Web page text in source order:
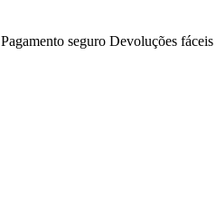
Pagamento seguro Devoluções fáceis